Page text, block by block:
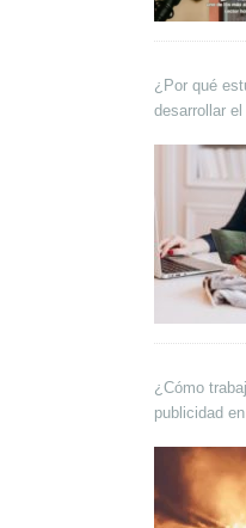
¿Por qué
desarrollar
¿Cómo
publicidad